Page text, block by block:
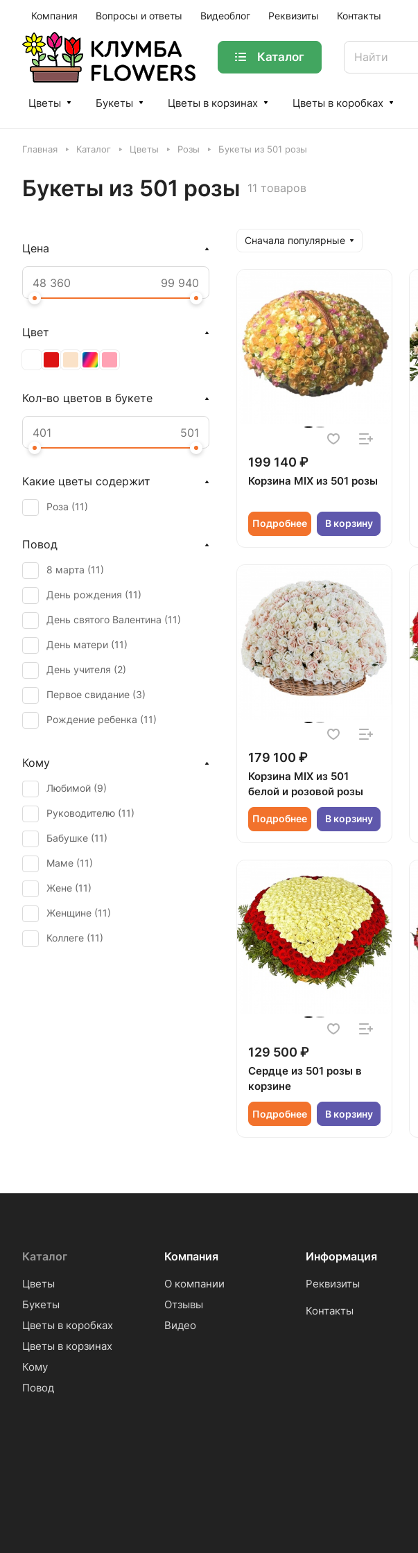
Компания Вопросы и ответы Видеоблог Реквизиты Контакты
Каталог
Цветы Букеты Цветы в корзинах Цветы в коробках
Главная Каталог Цветы Розы Букеты из 501 розы
Букеты из 501 розы 11 товаров
Сначала популярные
199 140 ₽
Корзина MIX из 501 розы
Подробнее В корзину
179 100 ₽
Корзина MIX из 501
белой и розовой розы
Подробнее В корзину
129 500 ₽
Сердце из 501 розы в
корзине
Подробнее В корзину
Цена
Цвет
Кол-во цветов в букете
Какие цветы содержит
Роза (11)
Повод
8 марта (11)
День рождения (11)
День святого Валентина (11)
День матери (11)
День учителя (2)
Первое свидание (3)
Рождение ребенка (11)
Юбилей (
Кому
Любимой (9)
Руководителю (11)
Бабушке (11)
Маме (11)
Жене (11)
Женщине (11)
Коллеге (11)
Каталог
Цветы
Букеты
Цветы в коробках
Цветы в корзинах
Кому
Повод
Компания
О компании
Отзывы
Видео
Информация
Реквизиты
Контакты